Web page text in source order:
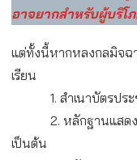
อาจยากสำหรับผู้บริโ
แต่ทั้งนี้หากหลงกลมิจฉ
เรียน
1. สำเนาบัตรประช
2. หลักฐานแสดงคว
เป็นต้น